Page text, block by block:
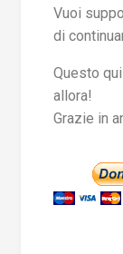
Vuoi
di
Questo
allora!
Grazie in